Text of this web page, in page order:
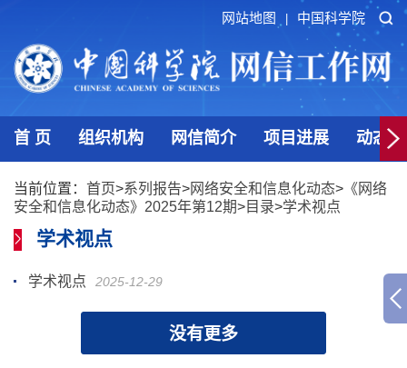
网站地图 中国科学院
首 页 组织机构 网信简介 项目进展 动态
当前位置： 首页>系列报告>网络安全和信息化动态> 《网络
安全和信息化动态》2025年第12期>目录>学术视点
学术视点
学术视点 2025-12-29
没有更多